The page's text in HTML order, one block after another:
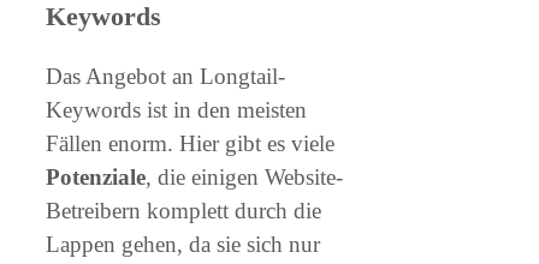
Keywords
Das Angebot an Longtail-
Keywords ist in den meisten
Fällen enorm. Hier gibt es viele
Potenziale, die einigen Website-
Betreibern komplett durch die
Lappen gehen, da sie sich nur